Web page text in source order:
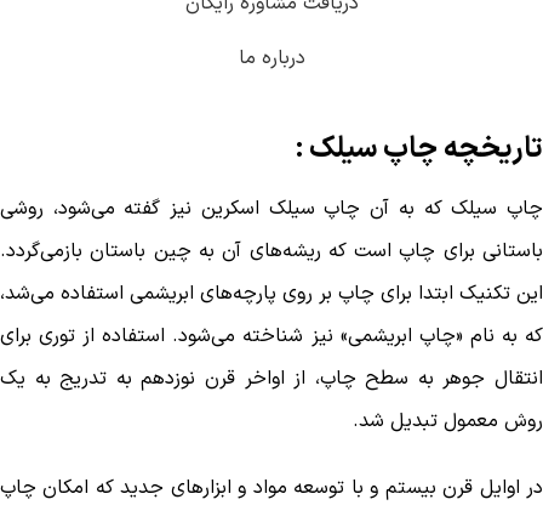
درباره ما
تاریخچه چاپ سیلک :
چاپ سیلک که به آن چاپ سیلک اسکرین نیز گفته می‌شود، روشی
باستانی برای چاپ است که ریشه‌های آن به چین باستان بازمی‌گردد.
این تکنیک ابتدا برای چاپ بر روی پارچه‌های ابریشمی استفاده می‌شد،
که به نام «چاپ ابریشمی» نیز شناخته می‌شود. استفاده از توری برای
انتقال جوهر به سطح چاپ، از اواخر قرن نوزدهم به تدریج به یک
روش معمول تبدیل شد.
در اوایل قرن بیستم و با توسعه مواد و ابزارهای جدید که امکان چاپ